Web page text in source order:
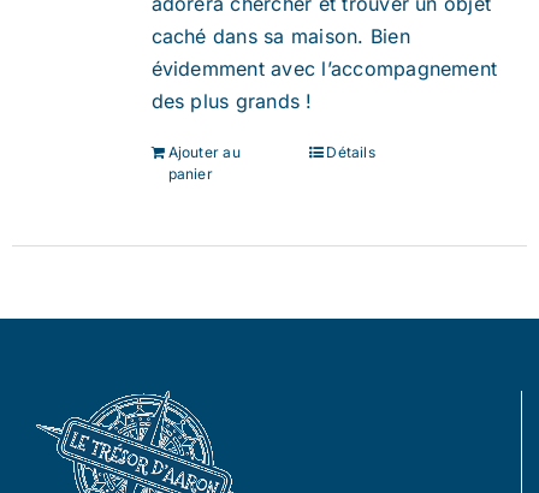
caché dans sa maison. Bien
évidemment avec l’accompagnement
des plus grands !
Ajouter au
panier
Détails